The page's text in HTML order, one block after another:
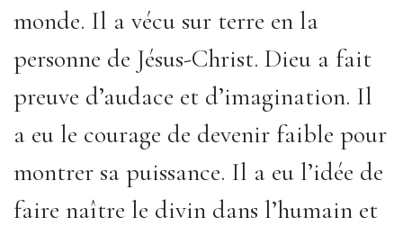
monde. Il a vécu sur terre en la
personne de Jésus-Christ. Dieu a fait
preuve d’audace et d’imagination. Il
a eu le courage de devenir faible pour
montrer sa puissance. Il a eu l’idée de
faire naître le divin dans l’humain et